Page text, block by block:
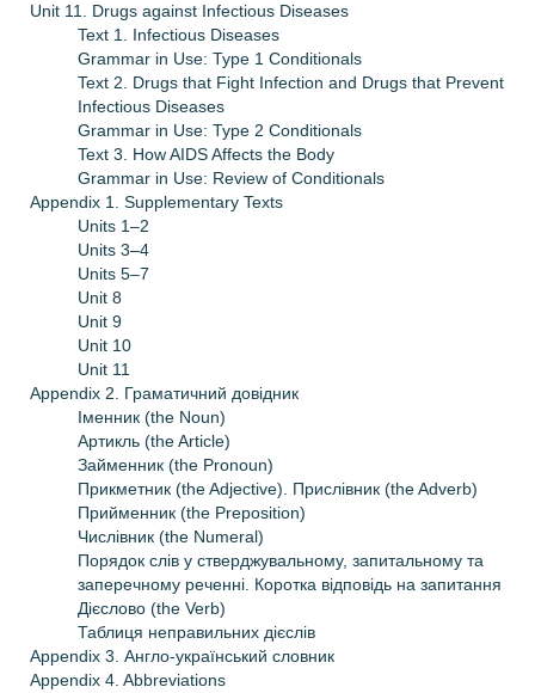
Unit 11. Drugs against Infectious Diseases
Text 1. Infectious Diseases
Grammar in Use: Type 1 Conditionals
Text 2. Drugs that Fight Infection and Drugs that Prevent
Infectious Diseases
Grammar in Use: Type 2 Conditionals
Text 3. How AIDS Affects the Body
Grammar in Use: Review of Conditionals
Appendix 1. Supplementary Texts
Units 1–2
Units 3–4
Units 5–7
Unit 8
Unit 9
Unit 10
Unit 11
Appendix 2. Граматичний довідник
Iменник (the Noun)
Артикль (the Article)
Займенник (the Pronoun)
Прикметник (the Adjective). Прислівник (the Adverb)
Прийменник (the Preposition)
Числівник (the Numeral)
Порядок слів у стверджувальному, запитальному та
заперечному реченні. Коротка відповідь на запитання
Дієслово (the Verb)
Таблиця неправильних дієслів
Appendix 3. Англо-український словник
Appendix 4. Abbreviations